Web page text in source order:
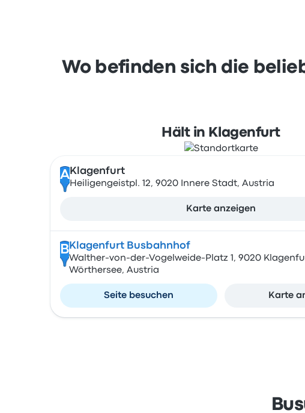
Wo befinden sich die
Hält in Klagenfurt
A Klagenfurt
Heiligengeistpl. 12, 9020 Innere Stadt, Austria
Karte anzeigen
B Klagenfurt Busbahnhof
Walther-von-der-Vogelweide-Platz 1, 9020
Wörthersee, Austria
Seite besuchen Karte